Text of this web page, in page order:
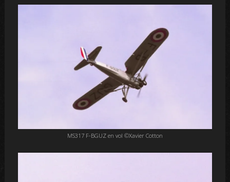
MS317 F-BGUZ en vol ©Xavier Cotton